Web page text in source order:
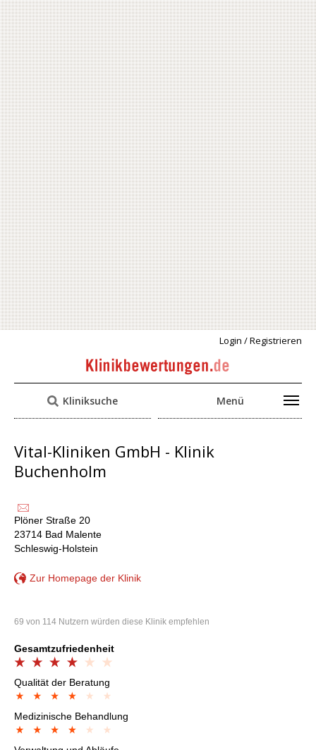
Login / Registrieren
Kliniksuche Menü
Vital-Kliniken GmbH - Klinik
Buchenholm
Plöner Straße 20
23714 Bad Malente
Schleswig-Holstein
Zur Homepage der Klinik
69 von 114 Nutzern würden diese Klinik empfehlen
Gesamtzufriedenheit
Qualität der Beratung
Medizinische Behandlung